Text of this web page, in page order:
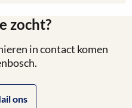
zocht?
in contact komen
ons